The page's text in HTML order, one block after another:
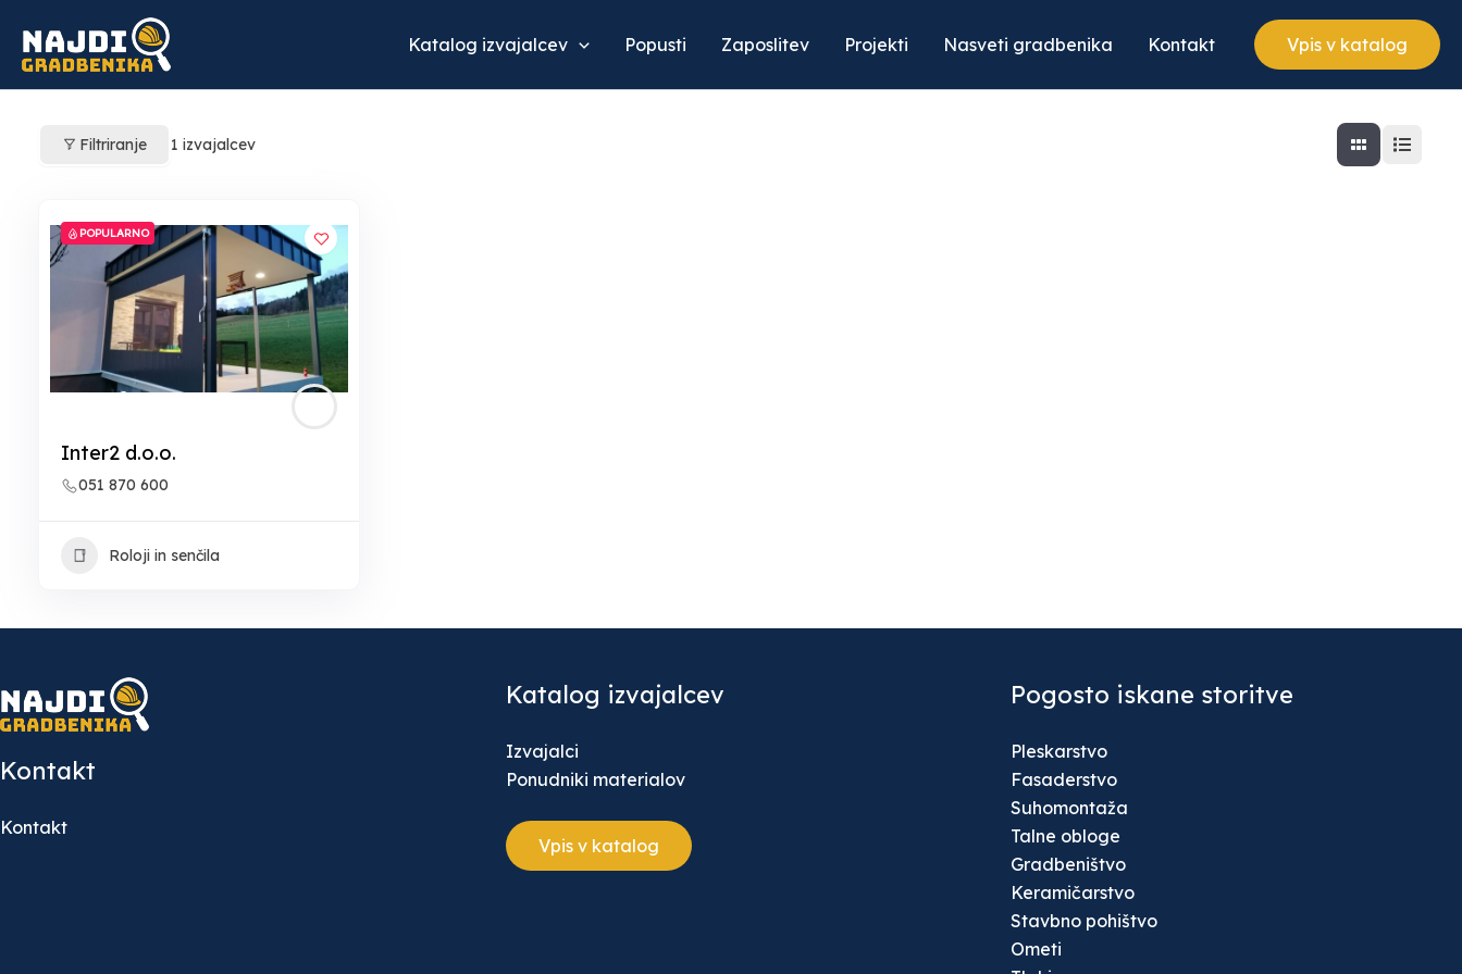
content
Katalog izvajalcev Popusti Zaposlitev Projekti Nasveti gradbenika Kontakt Vpis v katalog
Filtriranje 1 izvajalcev
POPULARNO
Inter2 d.o.o.
051 870 600
Roloji in senčila
Kontakt
Kontakt
Katalog izvajalcev
Izvajalci
Ponudniki materialov
Vpis v katalog
Pogosto iskane storitve
Pleskarstvo
Fasaderstvo
Suhomontaža
Talne obloge
Gradbeništvo
Keramičarstvo
Stavbno pohištvo
Ometi